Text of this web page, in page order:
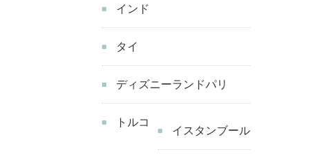
インド
タイ
ディズニーランドパリ
トルコ
イスタンブール